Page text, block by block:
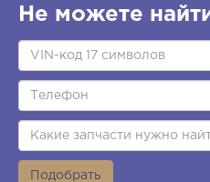
Не можете
Подобрать